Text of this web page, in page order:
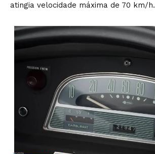
atingia velocidade máxima de 70 km/h.